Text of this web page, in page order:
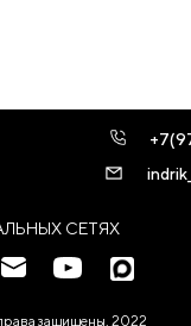
СЕТЯХ
защищены, 2022